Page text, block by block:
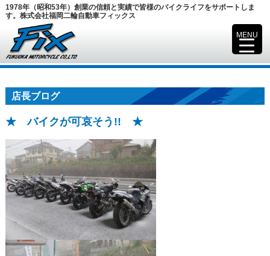
1978年（昭和53年）創業の信頼と実績で皆様のバイクライフをサポートしま
す。株式会社福岡二輪自動車フィックス
店長ブログ
★ バイクが可哀そう!! ★
MENU
▼